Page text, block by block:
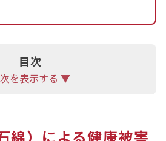
ズです。多くの法律事務所で
に関する相談料や着手金が無料
目次
を表示する ▼
綿）による健康被害